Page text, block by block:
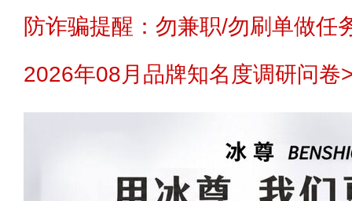
防诈骗提醒：勿兼职/勿刷单做任
2026年08月品牌知名度调研问卷